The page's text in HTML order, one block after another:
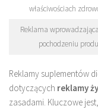
właściwościach
Reklama
pochodzeniu
Reklamy suplementów
dotyczących reklamy
zasadami. Kluczowe